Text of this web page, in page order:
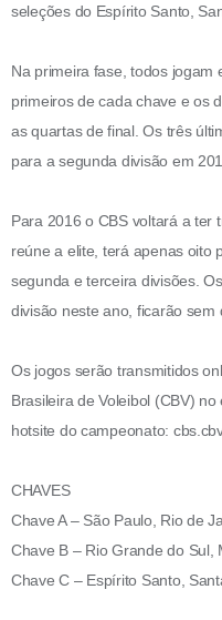
seleções do Espírito Santo,
Na primeira fase, todos jogam
primeiros de cada chave e os
as quartas de final. Os três
para a segunda divisão em
Para 2016 o CBS voltará a ter
reúne a elite, terá apenas oito
segunda e terceira divisões.
divisão neste ano, ficarão sem
Os jogos serão transmitidos
Brasileira de Voleibol (CBV)
hotsite do campeonato:
CHAVES
Chave A – São Paulo, Rio de
Chave B – Rio Grande do Sul,
Chave C – Espírito Santo,